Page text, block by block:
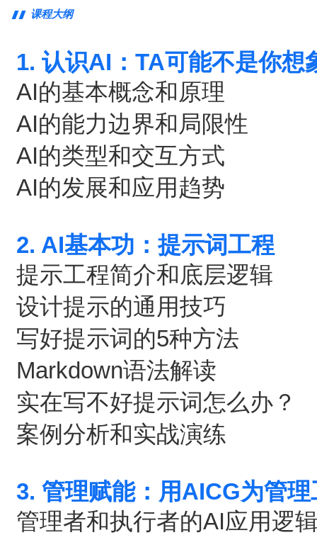
课程大纲
1. 认识AI：TA可能不是你想
AI的基本概念和原理
AI的能力边界和局限性
AI的类型和交互方式
AI的发展和应用趋势
2. AI基本功：提示词工程
提示工程简介和底层逻辑
设计提示的通用技巧
写好提示词的5种方法
Markdown语法解读
实在写不好提示词怎么办？
案例分析和实战演练
3. 管理赋能：用AICG为管
管理者和执行者的AI应用逻